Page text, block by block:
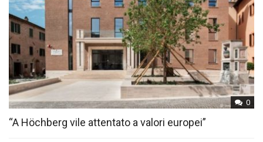
0
“A Höchberg vile attentato a valori europei”